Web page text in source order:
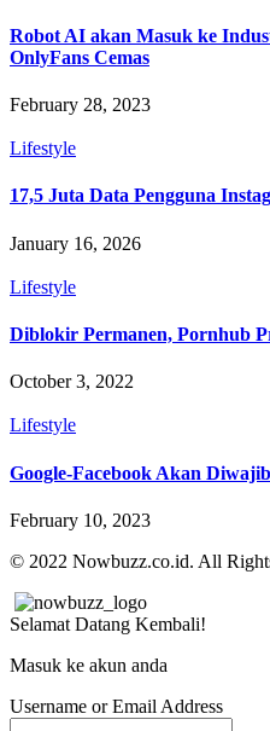
Robot AI akan Masuk ke
OnlyFans Cemas
February 28, 2023
Lifestyle
17,5 Juta Data Pengguna
January 16, 2026
Lifestyle
Diblokir Permanen, Pornhub
October 3, 2022
Lifestyle
Google-Facebook Akan
February 10, 2023
© 2022 Nowbuzz.co.id. All
Selamat Datang Kembali!
Masuk ke akun anda
Username or Email Address